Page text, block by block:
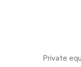
Private